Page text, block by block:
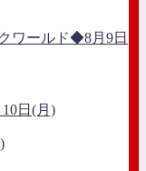
ワールド◆8月9日